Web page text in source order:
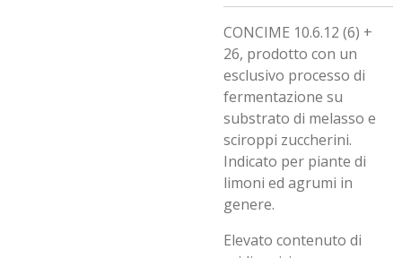
CONCIME 10.6.12 (6) +
26, prodotto con un
esclusivo processo di
fermentazione su
substrato di melasso e
sciroppi zuccherini.
Indicato per piante di
limoni ed agrumi in
genere.
Elevato contenuto di